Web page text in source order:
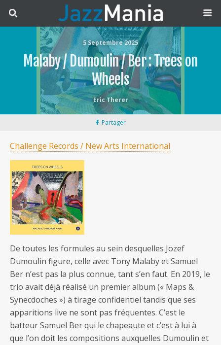
5 Septembre 2025
Malaby / Dumoulin / Ber : Trees on
Wheels
Eric Therer
Partager
Challenge Records / New Arts International
De toutes les formules au sein desquelles Jozef
Dumoulin figure, celle avec Tony Malaby et Samuel
Ber n’est pas la plus connue, tant s’en faut. En 2019, le
trio avait déjà réalisé un premier album (« Maps &
Synecdoches ») à tirage confidentiel tandis que ses
apparitions live ne sont pas fréquentes. C’est le
batteur Samuel Ber qui le chapeaute et c’est à lui à
que l’on doit les compositions auxquelles Dumoulin et